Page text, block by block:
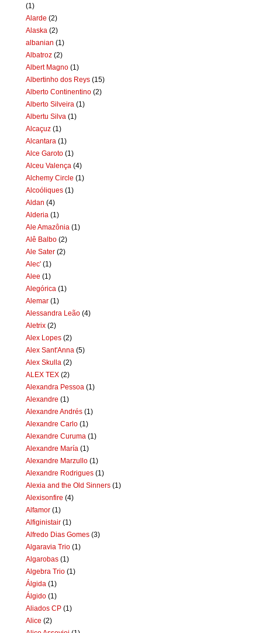
(1)
Alarde (2)
Alaska (2)
albanian (1)
Albatroz (2)
Albert Magno (1)
Albertinho dos Reys (15)
Alberto Continentino (2)
Alberto Silveira (1)
Albertu Silva (1)
Alcaçuz (1)
Alcantara (1)
Alce Garoto (1)
Alceu Valença (4)
Alchemy Circle (1)
Alcoóliques (1)
Aldan (4)
Alderia (1)
Ale Amazônia (1)
Alê Balbo (2)
Ale Sater (2)
Alec' (1)
Alee (1)
Alegórica (1)
Alemar (1)
Alessandra Leão (4)
Aletrix (2)
Alex Lopes (2)
Alex Sant'Anna (5)
Alex Skulla (2)
ALEX TEX (2)
Alexandra Pessoa (1)
Alexandre (1)
Alexandre Andrés (1)
Alexandre Carlo (1)
Alexandre Curuma (1)
Alexandre María (1)
Alexandre Marzullo (1)
Alexandre Rodrigues (1)
Alexia and the Old Sinners (1)
Alexisonfire (4)
Alfamor (1)
Alfiginistair (1)
Alfredo Dias Gomes (3)
Algaravia Trio (1)
Algarobas (1)
Algebra Trio (1)
Álgida (1)
Álgido (1)
Aliados CP (1)
Alice (2)